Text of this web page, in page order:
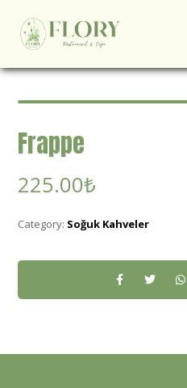
Frappe
225.00₺
Category: Soğuk Kahveler